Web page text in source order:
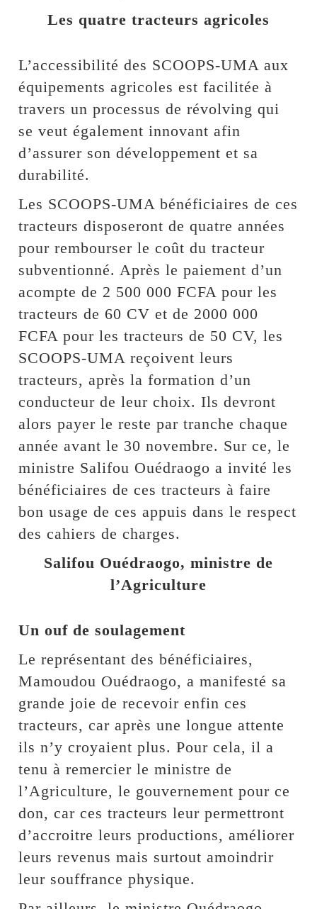
Les quatre tracteurs agricoles
L’accessibilité des SCOOPS-UMA aux
équipements agricoles est facilitée à
travers un processus de révolving qui
se veut également innovant afin
d’assurer son développement et sa
durabilité.
Les SCOOPS-UMA bénéficiaires de ces
tracteurs disposeront de quatre années
pour rembourser le coût du tracteur
subventionné. Après le paiement d’un
acompte de 2 500 000 FCFA pour les
tracteurs de 60 CV et de 2000 000
FCFA pour les tracteurs de 50 CV, les
SCOOPS-UMA reçoivent leurs
tracteurs, après la formation d’un
conducteur de leur choix. Ils devront
alors payer le reste par tranche chaque
année avant le 30 novembre. Sur ce, le
ministre Salifou Ouédraogo a invité les
bénéficiaires de ces tracteurs à faire
bon usage de ces appuis dans le respect
des cahiers de charges.
Salifou Ouédraogo, ministre de
l’Agriculture
Un ouf de soulagement
Le représentant des bénéficiaires,
Mamoudou Ouédraogo, a manifesté sa
grande joie de recevoir enfin ces
tracteurs, car après une longue attente
ils n’y croyaient plus. Pour cela, il a
tenu à remercier le ministre de
l’Agriculture, le gouvernement pour ce
don, car ces tracteurs leur permettront
d’accroitre leurs productions, améliorer
leurs revenus mais surtout amoindrir
leur souffrance physique.